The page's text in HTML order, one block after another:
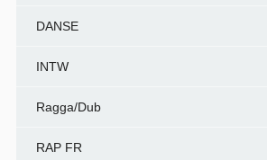
DANSE
INTW
Ragga/Dub
RAP FR